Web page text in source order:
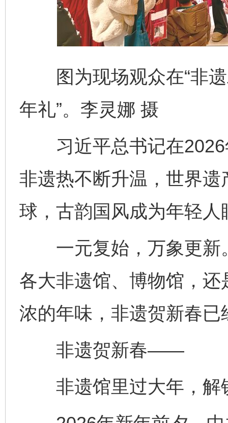
图为现场观众在“非遗
年礼”。李灵娜 摄
习近平总书记在2026
非遗热不断升温，世界
球，古韵国风成为年轻人
一元复始，万象更新
各大非遗馆、博物馆，
浓的年味，非遗贺新春
非遗贺新春——
非遗馆里过大年，解